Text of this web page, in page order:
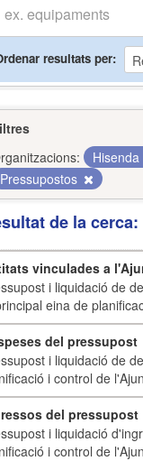
resultats per
Hisenda
Pressupostos
de la
vinculades a
i liquidació de
eina de
del pressupost
i liquidació de
i control de
del pressupost
i liquidació
i control de